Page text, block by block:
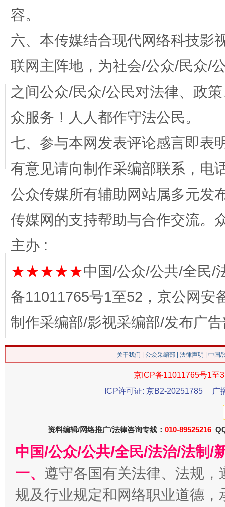
招工难、用工荒背后
网上购药对药下症？
这是一记警钟！ 谢
今
容。
六、本传媒结合现代网络科技影
联网主阵地，为社会/公众/民众/
之间公众/民众/公民对法律、政
众服务！人人都作守法公民。
七、参与本网发表评论感言即表
有意见请向制作采编部联系，电
公众传媒所有辅助网站属多元发
传媒网的支持帮助与合作交流。
主办 :
★★★★★中国/公众/公共/全民/
备11011765号1至52，京公网安
制作采编部/影视采编部/发布广
关于我们 公众采编部 法律声明 | 中国
京ICP备11011765号1至
ICP许可证: 京B2-20251785
广
资料编辑/网络推广/法律咨询专线： 010-89525216
中国/公众/公共/全民/法治/法制/
一、 遵守各国有关法律、法规
规及行业规定和网络职业道德